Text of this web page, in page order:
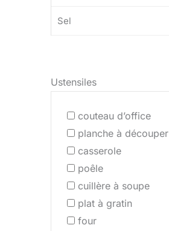
Sel
Ustensiles
couteau d’office
planche à découper
casserole
poêle
cuillère à soupe
plat à gratin
four